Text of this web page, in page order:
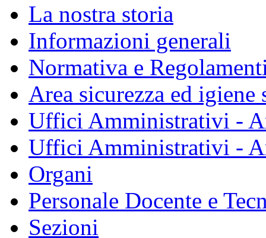
La nostra storia
Informazioni generali
Normativa e
Area sicurezza ed igiene
Uffici Amministrativi -
Uffici Amministrativi -
Organi
Personale Docente e
Sezioni